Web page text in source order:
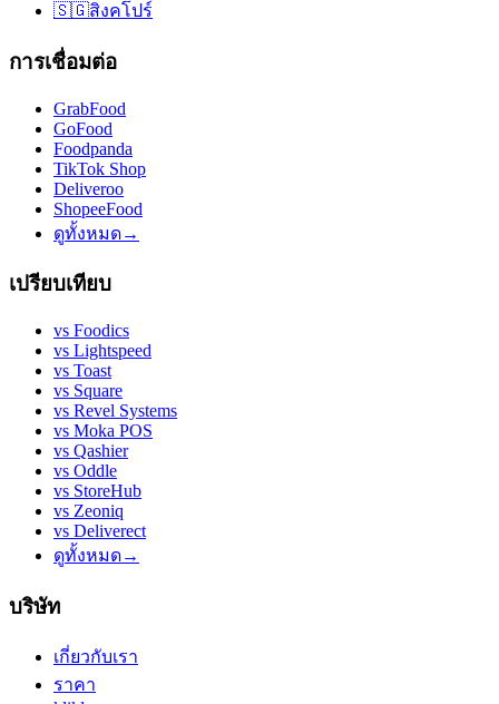
🇸🇬สิงคโปร์
การเชื่อมต่อ
GrabFood
GoFood
Foodpanda
TikTok Shop
Deliveroo
ShopeeFood
ดูทั้งหมด→
เปรียบเทียบ
vs Foodics
vs Lightspeed
vs Toast
vs Square
vs Revel Systems
vs Moka POS
vs Qashier
vs Oddle
vs StoreHub
vs Zeoniq
vs Deliverect
ดูทั้งหมด→
บริษัท
เกี่ยวกับเรา
ราคา